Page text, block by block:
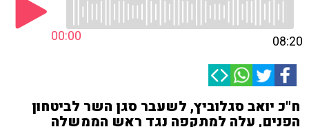
00:00 08:20
ח"כ יואב סגלוביץ, לשעבר סגן השר לביטחון
הפנים, עלה למתקפה נגד ראש הממשלה